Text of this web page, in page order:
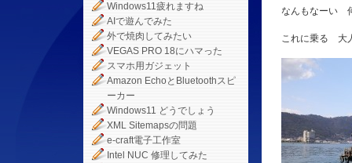
Windows11疲れますね
AIで遊んでみた
外で焼肉してみたい
VEGAS PRO 18にハマった
スマホ用ガジェット
Amazon EchoとBluetoothスピ
ーカー
Windows11 どうでしょう
XML Sitemapsの問題
e-craft電子工作室
Intel NUC 修理してみた
なんもなーい
これに乗る 大